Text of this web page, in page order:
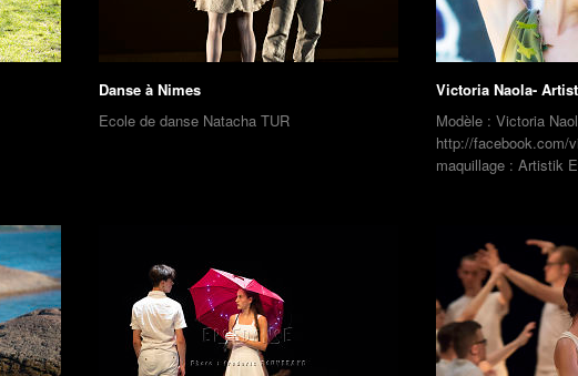
Danse à Nimes
Ecole de danse Natacha TUR
Victoria Naola-
Modèle : Victoria
http://facebook.com/
maquillage : Artistik